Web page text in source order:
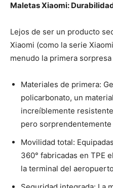
Maletas Xiaomi:
Lejos de ser un producto
Xiaomi (como la serie
menudo la primera
Materiales de primera:
policarbonato, un
increíblemente
pero
Movilidad total:
360° fabricadas en TPE
la terminal del